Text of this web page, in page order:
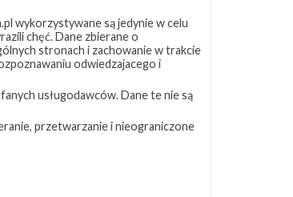
wykorzystywane są jedynie w celu
chęć. Dane zbierane o
stronach i zachowanie w trakcie
odwiedzajacego i
usługodawców. Dane te nie są
przetwarzanie i nieograniczone